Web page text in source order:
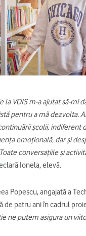
la VOIS m-a ajutat să-mi
pentru a mă dezvolta.
școlii, indiferent
emoțională, dar și
conversațiile și
Ionela, elevă.
Popescu, angajată a
de patru ani în cadrul
ne putem asigura un